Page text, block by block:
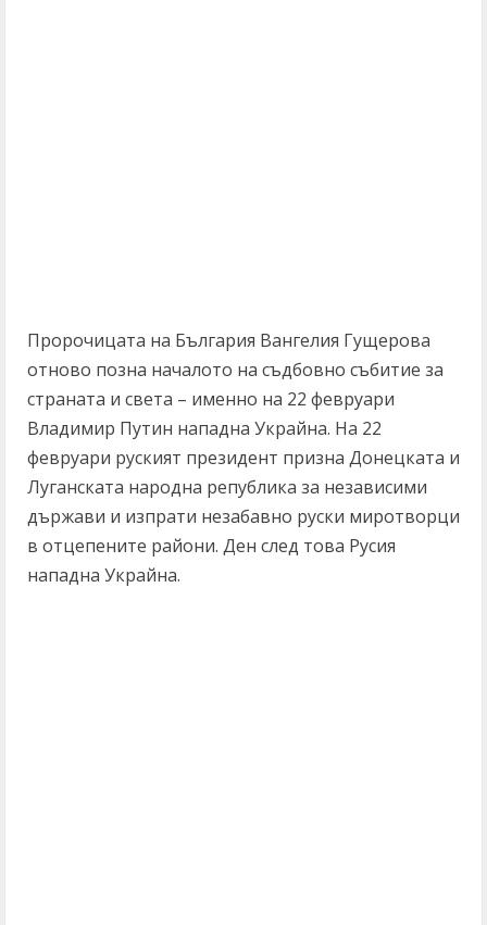
Пророчицата на България Вангелия Гущерова
отново позна началото на съдбовно събитие за
страната и света – именно на 22 февруари
Владимир Путин нападна Украйна. На 22
февруари руският президент призна Донецката и
Луганската народна република за независими
държави и изпрати незабавно руски миротворци
в отцепените райони. Ден след това Русия
нападна Украйна.